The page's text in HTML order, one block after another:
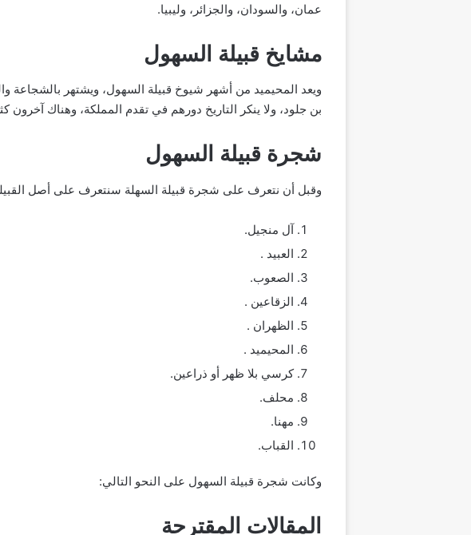
عمان، والسودان، والجزائر، وليبيا.
مشايخ قبيلة السهول
ويعد المحيميد من أشهر شيوخ قبيلة السهول، ويشتهر بالشجاعة
بن جلود، ولا ينكر التاريخ دورهم في تقدم المملكة، وهناك آخرون
شجرة قبيلة السهول
وقبل أن نتعرف على شجرة قبيلة السهلة سنتعرف على أصل
آل منجيل.
العبيد .
الصعوب.
الزقاعين .
الظهران .
المحيميد .
كرسي بلا ظهر أو ذراعين.
محلف.
مهنا.
القباب.
وكانت شجرة قبيلة السهول على النحو التالي:
المقالات المقترحة